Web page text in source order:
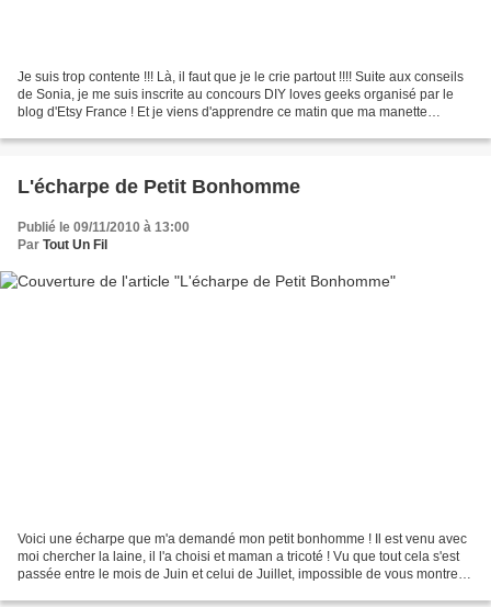
Je suis trop contente !!! Là, il faut que je le crie partout !!!! Suite aux conseils
de Sonia, je me suis inscrite au concours DIY loves geeks organisé par le
blog d'Etsy France ! Et je viens d'apprendre ce matin que ma manette
L'écharpe de Petit Bonhomme
Publié le 09/11/2010 à 13:00
Par Tout Un Fil
Voici une écharpe que m'a demandé mon petit bonhomme ! Il est venu avec
moi chercher la laine, il l'a choisi et maman a tricoté ! Vu que tout cela s'est
passée entre le mois de Juin et celui de Juillet, impossible de vous montrer